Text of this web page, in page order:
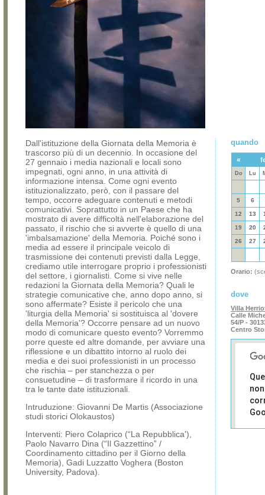
Dall'istituzione della Giornata della Memoria è
trascorso più di un decennio. In occasione del
27 gennaio i media nazionali e locali sono
impegnati, ogni anno, in una attività di
informazione intensa. Come ogni evento
istituzionalizzato, però, con il passare del
tempo, occorre adeguare contenuti e metodi
comunicativi. Soprattutto in un Paese che ha
mostrato di avere difficoltà nell'elaborazione del
passato, il rischio che si avverte è quello di una
'imbalsamazione' della Memoria. Poiché sono i
media ad essere il principale veicolo di
trasmissione dei contenuti previsti dalla Legge,
crediamo utile interrogare proprio i professionisti
del settore, i giornalisti. Come si vive nelle
redazioni la Giornata della Memoria? Quali le
strategie comunicative che, anno dopo anno, si
sono affermate? Esiste il pericolo che una
'liturgia della Memoria' si sostituisca al 'dovere
della Memoria'? Occorre pensare ad un nuovo
modo di comunicare questo evento? Vorremmo
porre queste ed altre domande, per avviare una
riflessione e un dibattito intorno al ruolo dei
media e dei suoi professionisti in un processo
che rischia – per stanchezza o per
consuetudine – di trasformare il ricordo in una
tra le tante date istituzionali.
Intruduzione: Giovanni De Martis (Associazione
studi storici Olokaustos)
Interventi: Piero Colaprico (“La Repubblica'),
Paolo Navarro Dina (“Il Gazzettino” /
Coordinamento cittadino per il Giorno della
Memoria), Gadi Luzzatto Voghera (Boston
University, Padova).
quando
«
Do Lu
5 6
12 13
19 20
26 27
Orario:
dove
Villa
Calle
54/P -
Centro